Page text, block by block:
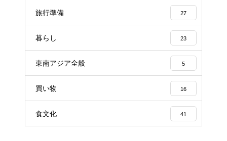
旅行準備 27
暮らし 23
東南アジア全般 5
買い物 16
食文化 41